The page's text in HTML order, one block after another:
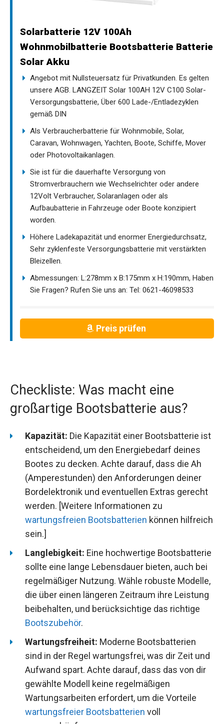
Solarbatterie 12V 100Ah
Wohnmobilbatterie Bootsbatterie Batterie
Solar Akku
Angebot mit Nullsteuersatz für Privatkunden. Es gelten
unsere AGB. LANGZEIT Solar 100AH 12V C100 Solar-
Versorgungsbatterie, Über 600 Lade-/Entladezyklen
gemäß DIN
Als Verbraucherbatterie für Wohnmobile, Solar,
Caravan, Wohnwagen, Yachten, Boote, Schiffe, Mover
oder Photovoltaikanlagen.
Sie ist für die dauerhafte Versorgung von
Stromverbrauchern wie Wechselrichter oder andere
12Volt Verbraucher, Solaranlagen oder als
Aufbaubatterie in Fahrzeuge oder Boote konzipiert
worden.
Höhere Ladekapazität und enormer Energiedurchsatz,
Sehr zyklenfeste Versorgungsbatterie mit verstärkten
Bleizellen.
Abmessungen: L:278mm x B:175mm x H:190mm, Haben
Sie Fragen? Rufen Sie uns an: Tel: 0621-46098533
Preis prüfen
Checkliste: Was macht eine
großartige Bootsbatterie aus?
Kapazität: Die Kapazität einer Bootsbatterie ist
entscheidend, um den Energiebedarf deines
Bootes zu decken. Achte darauf, dass die Ah
(Amperestunden) den Anforderungen deiner
Bordelektronik und eventuellen Extras gerecht
werden. [Weitere Informationen zu
wartungsfreien Bootsbatterien können hilfreich
sein.]
Langlebigkeit: Eine hochwertige Bootsbatterie
sollte eine lange Lebensdauer bieten, auch bei
regelmäßiger Nutzung. Wähle robuste Modelle,
die über einen längeren Zeitraum ihre Leistung
beibehalten, und berücksichtige das richtige
Bootszubehör.
Wartungsfreiheit: Moderne Bootsbatterien
sind in der Regel wartungsfrei, was dir Zeit und
Aufwand spart. Achte darauf, dass das von dir
gewählte Modell keine regelmäßigen
Wartungsarbeiten erfordert, um die Vorteile
wartungsfreier Bootsbatterien voll